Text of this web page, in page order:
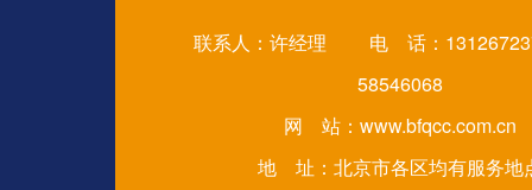
联系人：许经理 电 话：
58546068
网 站： www.bfqcc.com.cn
地 址：北京市各区均有服务地